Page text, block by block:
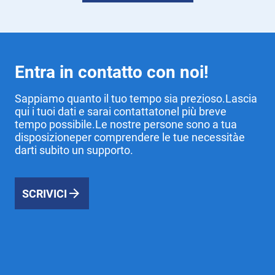
Entra in contatto con noi!
Sappiamo quanto il tuo tempo sia prezioso.Lascia
qui i tuoi dati e sarai contattatonel più breve
tempo possibile.Le nostre persone sono a tua
disposizioneper comprendere le tue necessitàe
darti subito un supporto.
SCRIVICI